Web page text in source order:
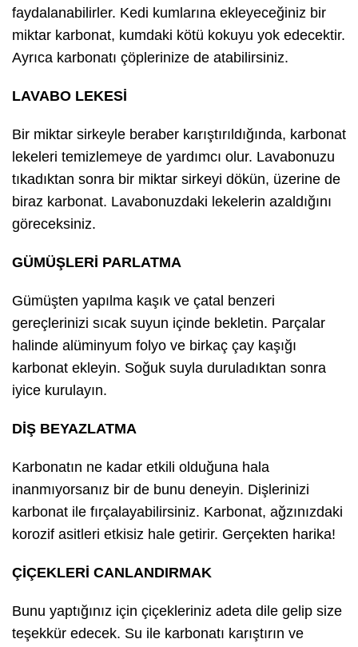
faydalanabilirler. Kedi kumlarına ekleyeceğiniz bir
miktar karbonat, kumdaki kötü kokuyu yok edecektir.
Ayrıca karbonatı çöplerinize de atabilirsiniz.
LAVABO LEKESİ
Bir miktar sirkeyle beraber karıştırıldığında, karbonat
lekeleri temizlemeye de yardımcı olur. Lavabonuzu
tıkadıktan sonra bir miktar sirkeyi dökün, üzerine de
biraz karbonat. Lavabonuzdaki lekelerin azaldığını
göreceksiniz.
GÜMÜŞLERİ PARLATMA
Gümüşten yapılma kaşık ve çatal benzeri
gereçlerinizi sıcak suyun içinde bekletin. Parçalar
halinde alüminyum folyo ve birkaç çay kaşığı
karbonat ekleyin. Soğuk suyla duruladıktan sonra
iyice kurulayın.
DİŞ BEYAZLATMA
Karbonatın ne kadar etkili olduğuna hala
inanmıyorsanız bir de bunu deneyin. Dişlerinizi
karbonat ile fırçalayabilirsiniz. Karbonat, ağzınızdaki
korozif asitleri etkisiz hale getirir. Gerçekten harika!
ÇİÇEKLERİ CANLANDIRMAK
Bunu yaptığınız için çiçekleriniz adeta dile gelip size
teşekkür edecek. Su ile karbonatı karıştırın ve